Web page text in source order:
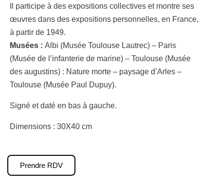
Il participe à des expositions collectives et montre ses
œuvres dans des expositions personnelles, en France,
à partir de 1949.
Musées : Albi (Musée Toulouse Lautrec) – Paris
(Musée de l’infanterie de marine) – Toulouse (Musée
des augustins) : Nature morte – paysage d’Arles –
Toulouse (Musée Paul Dupuy).
Signé et daté en bas à gauche.
Dimensions : 30X40 cm
Prendre RDV